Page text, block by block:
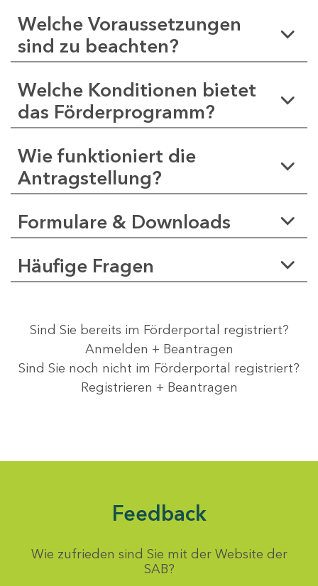
Welche Voraussetzungen
sind zu beachten?
Welche Konditionen bietet
das Förderprogramm?
Wie funktioniert die
Antragstellung?
Formulare & Downloads
Häufige Fragen
Sind Sie bereits im Förderportal registriert?
Anmelden + Beantragen
Sind Sie noch nicht im Förderportal registriert?
Registrieren + Beantragen
Feedback
Wie zufrieden sind Sie mit der Website der
SAB?